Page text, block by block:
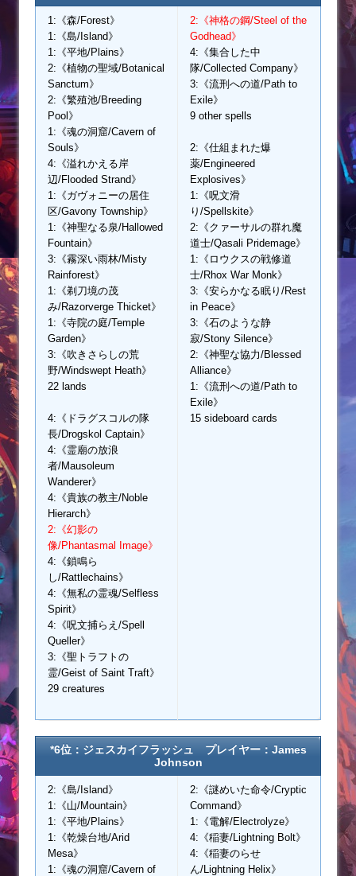
1:《森/Forest》
1:《島/Island》
1:《平地/Plains》
2:《植物の聖域/Botanical
Sanctum》
2:《繁殖池/Breeding
Pool》
1:《魂の洞窟/Cavern of
Souls》
4:《溢れかえる岸
辺/Flooded Strand》
1:《ガヴォニーの居住
区/Gavony Township》
1:《神聖なる泉/Hallowed
Fountain》
3:《霧深い雨林/Misty
Rainforest》
1:《剃刀境の茂
み/Razorverge Thicket》
1:《寺院の庭/Temple
Garden》
3:《吹きさらしの荒
野/Windswept Heath》
22 lands
4:《ドラグスコルの隊
長/Drogskol Captain》
4:《霊廟の放浪
者/Mausoleum
Wanderer》
4:《貴族の教主/Noble
Hierarch》
2:《幻影の
像/Phantasmal Image》
4:《鎖鳴ら
し/Rattlechains》
4:《無私の霊魂/Selfless
Spirit》
4:《呪文捕らえ/Spell
Queller》
3:《聖トラフトの
霊/Geist of Saint Traft》
29 creatures
2:《神格の鋼/Steel of the
Godhead》
4:《集合した中
隊/Collected Company》
3:《流刑への道/Path to
Exile》
9 other spells
2:《仕組まれた爆
薬/Engineered
Explosives》
1:《呪文滑
り/Spellskite》
2:《クァーサルの群れ魔
道士/Qasali Pridemage》
1:《ロウクスの戦修道
士/Rhox War Monk》
3:《安らかなる眠り/Rest
in Peace》
3:《石のような静
寂/Stony Silence》
2:《神聖な協力/Blessed
Alliance》
1:《流刑への道/Path to
Exile》
15 sideboard cards
*6位：ジェスカイフラッシュ プレイヤー：James
Johnson
2:《島/Island》
1:《山/Mountain》
1:《平地/Plains》
1:《乾燥台地/Arid
Mesa》
1:《魂の洞窟/Cavern of
2:《謎めいた命令/Cryptic
Command》
1:《電解/Electrolyze》
4:《稲妻/Lightning Bolt》
4:《稲妻のらせ
ん/Lightning Helix》